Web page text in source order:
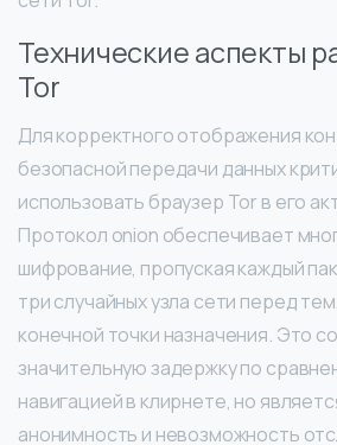
Технические аспекты
Tor
Для корректного отображения
безопасной передачи данных
использовать браузер Tor в его
Протокол onion обеспечивает
шифрование, пропуская каждый
три случайных узла сети перед
конечной точки назначения. Это
значительную задержку по
навигацией в клирнете, но
анонимность и невозможность